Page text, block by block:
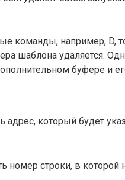
команды, например, D,
шаблона удаляется.
буфере и
который будет
номер строки, в